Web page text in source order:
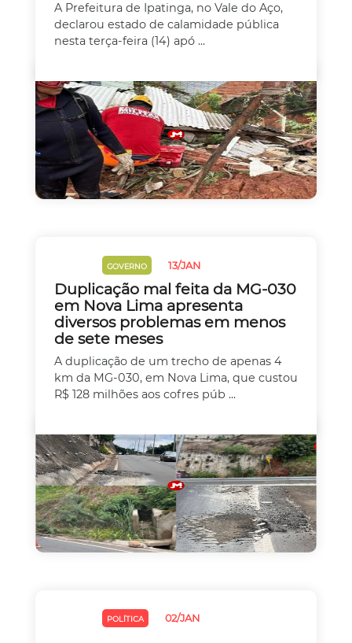
A Prefeitura de Ipatinga, no Vale do Aço,
declarou estado de calamidade pública
nesta terça-feira (14) apó ...
GOVERNO 13/JAN
Duplicação mal feita da MG-030
em Nova Lima apresenta
diversos problemas em menos
de sete meses
A duplicação de um trecho de apenas 4
km da MG-030, em Nova Lima, que custou
R$ 128 milhões aos cofres púb ...
POLÍTICA 02/JAN